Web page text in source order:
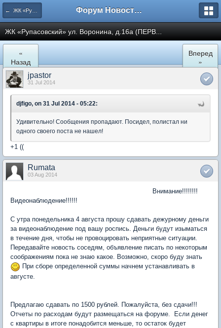
← ЖК «Рупасовский» Форум Новостройки
ЖК «Рупасовский» ул. Воронина, д.16а (ПЕРВ...
«
Назад
Вперед
»
jpastor
31 Jul 2014
djfigo, on 31 Jul 2014 - 05:22:
Удивительно! Сообщения пропадают. Посидел, полистал ни
одного своего поста не нашел!
+1 ((
Rumata
03 Aug 2014
Внимание!!!!!!!!
Видеонаблюдение!!!!!!
С утра понедельника 4 августа прошу сдавать дежурному деньги
за видеонаблюдение под вашу роспись. Деньги будут изыматься
в течение дня, чтобы не провоцировать неприятные ситуации.
Передавайте новость соседям, объявление писать по некоторым
соображениям пока не знаю какое. Возможно, скоро буду знать
При сборе определенной суммы начнем устанавливать в
августе.
Предлагаю сдавать по 1500 рублей. Пожалуйста, без сдачи!!!
Отчеты по расходам будут размещаться на форуме. Если денег
с квартиры в итоге понадобится меньше, то остаток будет